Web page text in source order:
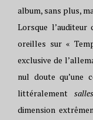
album, sans plus,
Lorsque
oreilles sur «
exclusive de
nul doute qu’une
littéralement
dimension